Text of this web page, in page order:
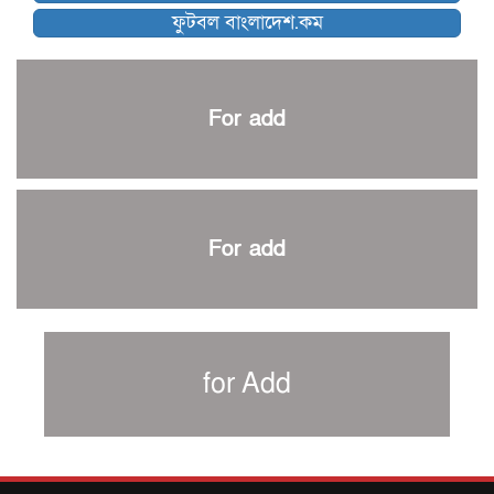
আর্জেন্টিনার ৫৫ সদস্যের প্রাথমিক দল ঘোষণা
পাকিস্তানের বিপক্ষে ঐতিহাসিক জয়ে ক্রীড়া প্রতিমন্ত্রীর অভিনন্দন
শান্ত-মুমিনুলদের ব্যাটে প্রথম দিন বাংলাদেশের
প্রচার বিমুখ এক ক্রীড়া অন্তপ্রাণ সংগঠক
সাফের হ্যাটট্রিক মিশনে থাইল্যান্ডের পথে আফঈদারা
বায়ার্নকে বিদায় করে ফাইনালে পিএসজি
আগামী বছর থেকে শিক্ষাক্ষেত্রে খেলাধুলা বাধ্যতামূলক করা হবে:
ফুটবল বাংলাদেশ.কম
For add
For add
for Add